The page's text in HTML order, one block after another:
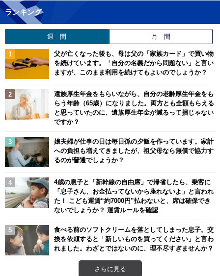
ランキング
週 間 月 間
父が亡くなった後も、母は父の「家族カード」で買い物
を続けています。「自分の名義だから問題ない」と言い
ますが、このまま利用を続けてもよいのでしょうか？
遺族厚生年金をもらいながら、自分の老齢厚生年金をも
らう年齢（65歳）になりました。両方とも全額もらえる
と思っていたのに、遺族厚生年金が減るって損じゃない
ですか？
娘夫婦が仕事の日は毎日孫の夕飯を作っています。家計
への負担も増えてきましたが、祖父母なら無償で協力す
るのが普通でしょうか？
4歳の息子と「新幹線の自由席」で帰省したら、乗客に
「息子さん、お金払ってないから座れないよ」と言われ
た！ こども運賃“約7000円”払わないと、席は確保でき
ないでしょうか？ 運賃ルールを確認
食べる前のソフトクリームを落としてしまった息子。交
換を依頼すると「新しいものを買ってください」と言わ
れました。わざとではないのに、理不尽すぎませんか？
さらに見る